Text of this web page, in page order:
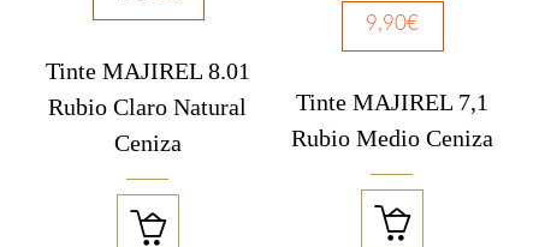
Tinte MAJIREL 8.01
Rubio Claro Natural
Ceniza

9,90€
Tinte MAJIREL 7,1
Rubio Medio Ceniza
